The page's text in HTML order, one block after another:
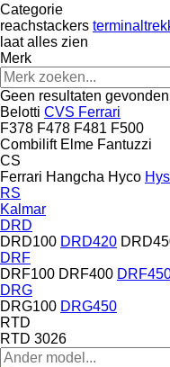
Categorie
reachstackers
laat alles zien
Merk
Geen resultaten
Belotti CVS Ferrari
F378 F478 F481 F500
Combilift Elme Fantuzzi
CS
Ferrari Hangcha Hyco
RS
Kalmar
DRD
DRD100 DRD420
DRF
DRF100 DRF400
DRG
DRG100 DRG450
RTD
RTD 3026